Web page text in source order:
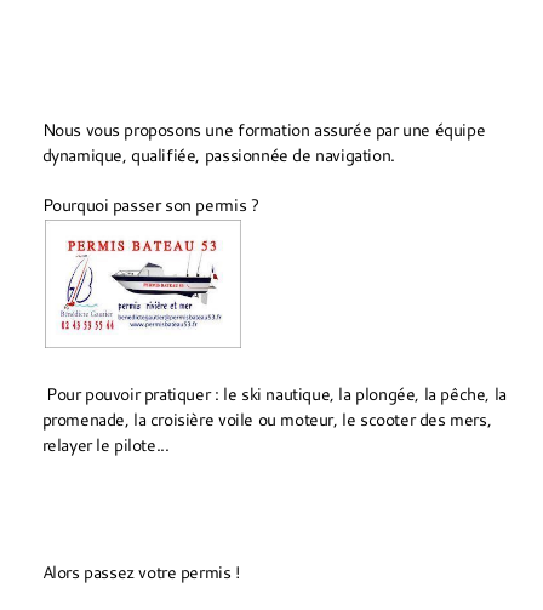
Nous vous proposons une formation assurée par une équipe
dynamique, qualifiée, passionnée de navigation.
Pourquoi passer son permis ?
Pour pouvoir pratiquer : le ski nautique, la plongée, la pêche, la
promenade, la croisière voile ou moteur, le scooter des mers,
relayer le pilote...
Alors passez votre permis !